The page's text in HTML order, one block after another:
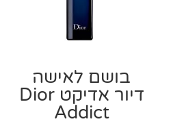
בושם לאישה
דיור אדיקט Dior
Addict